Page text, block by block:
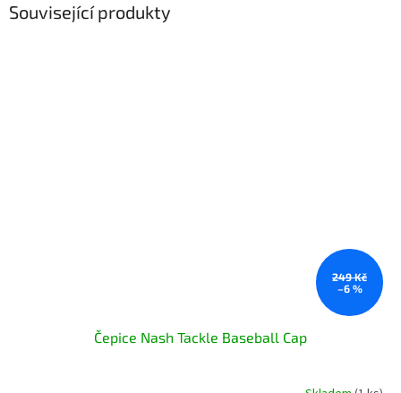
Související produkty
249 Kč
–6 %
Čepice Nash Tackle Baseball Cap